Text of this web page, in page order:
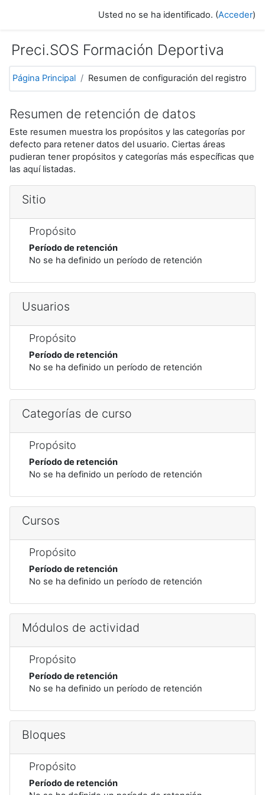
Usted no se ha identificado. (Acceder)
Preci.SOS Formación Deportiva
Página Principal Resumen de configuración del registro
Resumen de retención de datos
Este resumen muestra los propósitos y las categorías por
defecto para retener datos del usuario. Ciertas áreas
pudieran tener propósitos y categorías más específicas que
las aquí listadas.
Sitio
Propósito
Período de retención
No se ha definido un período de retención
Usuarios
Propósito
Período de retención
No se ha definido un período de retención
Categorías de curso
Propósito
Período de retención
No se ha definido un período de retención
Cursos
Propósito
Período de retención
No se ha definido un período de retención
Módulos de actividad
Propósito
Período de retención
No se ha definido un período de retención
Bloques
Propósito
Período de retención